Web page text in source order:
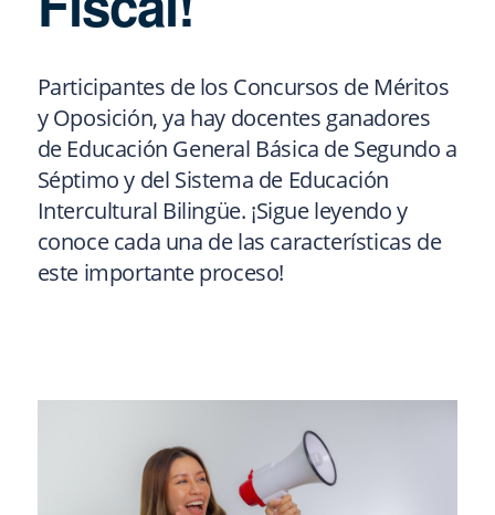
Participantes de los Concursos de Méritos
y Oposición, ya hay docentes ganadores
de Educación General Básica de Segundo a
Séptimo y del Sistema de Educación
Intercultural Bilingüe. ¡Sigue leyendo y
conoce cada una de las características de
este importante proceso!